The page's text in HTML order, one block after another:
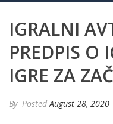
IGRALNI
PREDPIS O
IGRE ZA
By PostedAugust 28, 2020